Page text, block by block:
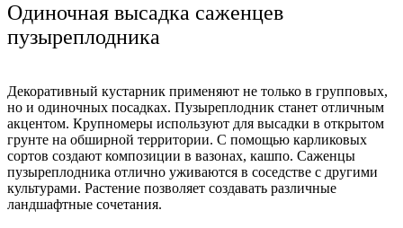
Одиночная высадка саженцев
пузыреплодника
Декоративный кустарник применяют не только в групповых,
но и одиночных посадках. Пузыреплодник станет отличным
акцентом. Крупномеры используют для высадки в открытом
грунте на обширной территории. С помощью карликовых
сортов создают композиции в вазонах, кашпо. Саженцы
пузыреплодника отлично уживаются в соседстве с другими
культурами. Растение позволяет создавать различные
ландшафтные сочетания.